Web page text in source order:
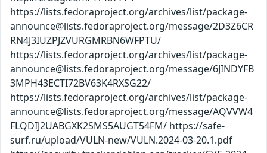
https://lists.fedoraproject.org/archives/list/package-
announce@lists.fedoraproject.org/message/2D3Z6CR
RN4J3IUZPJZVURGMRBN6WFPTU/
https://lists.fedoraproject.org/archives/list/package-
announce@lists.fedoraproject.org/message/6JINDYFB
3MPH43ECTI72BV63K4RXSG22/
https://lists.fedoraproject.org/archives/list/package-
announce@lists.fedoraproject.org/message/AQVVW4
FLQDIJ2UABGXK2SMS5AUGT54FM/ https://safe-
surf.ru/upload/VULN-new/VULN.2024-03-20.1.pdf